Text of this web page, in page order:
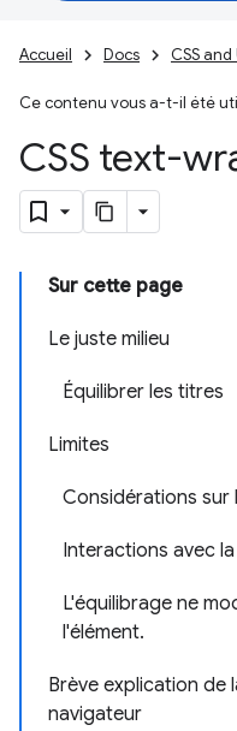
Accueil Docs CSS and
Ce contenu vous a-t-il été
CSS text-
Sur cette page
Le juste milieu
Équilibrer les titres
Limites
Considérations sur
Interactions avec
L'équilibrage ne
l'élément.
Brève explication de
navigateur